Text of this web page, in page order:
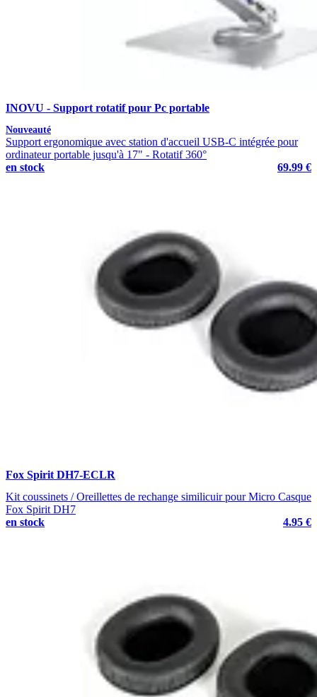
INOVU - Support rotatif pour Pc portable
Nouveauté
Support ergonomique avec station d'accueil USB-C intégrée pour
ordinateur portable jusqu'à 17" - Rotatif 360°
en stock
69.99 €
Fox Spirit DH7-ECLR
Kit coussinets / Oreillettes de rechange similicuir pour Micro Casque
Fox Spirit DH7
en stock
4.95 €